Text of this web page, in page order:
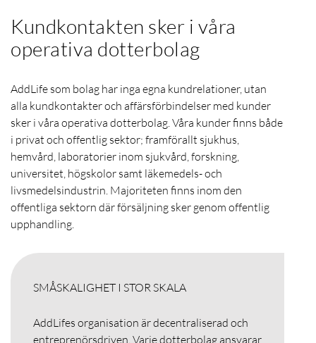
Kundkontakten sker i våra
operativa dotterbolag
AddLife som bolag har inga egna kundrelationer, utan
alla kundkontakter och affärsförbindelser med kunder
sker i våra operativa dotterbolag. Våra kunder finns både
i privat och offentlig sektor; framförallt sjukhus,
hemvård, laboratorier inom sjukvård, forskning,
universitet, högskolor samt läkemedels- och
livsmedelsindustrin. Majoriteten finns inom den
offentliga sektorn där försäljning sker genom offentlig
upphandling.
SMÅSKALIGHET I STOR SKALA
AddLifes organisation är decentraliserad och
entreprenörsdriven. Varje dotterbolag ansvarar